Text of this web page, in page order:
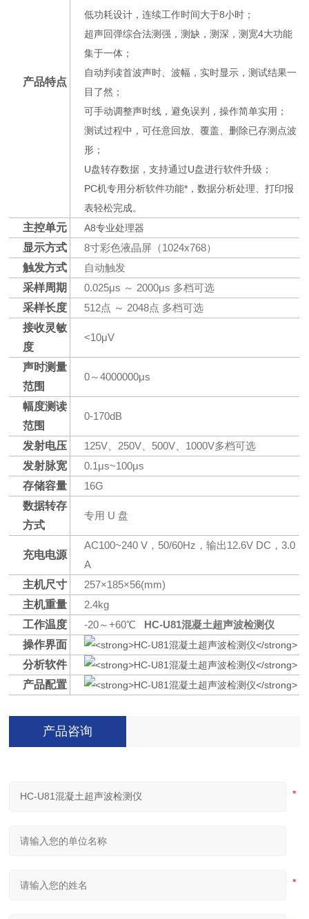
产品特点
低功耗设计，连续工作时间大于8小时；
超声回弹综合法测强，测缺，测深，测宽4大功能
集于一体；
自动判读首波声时、波幅，实时显示，测试结果一
目了然；
可手动调整声时线，避免误判，操作简单实用；
测试过程中，可任意回放、覆盖、删除已存测点波
形；
U盘转存数据，支持通过U盘进行软件升级；
PC机专用分析软件功能*，数据分析处理、打印报
表轻松完成。
主控单元 A8专业处理器
显示方式
8寸彩色液晶屏（1024x768）
触发方式
自动触发
采样周期
0.025μs ～ 2000μs 多档可选
采样长度
512点 ～ 2048点 多档可选
接收灵敏
度
<10μV
声时测量
范围
0～4000000μs
幅度测读
范围
0-170dB
发射电压
125V、250V、500V、1000V多档可选
发射脉宽
0.1μs~100μs
存储容量
16G
数据转存
方式
专用 U 盘
充电电源
AC100~240 V，50/60Hz，输出12.6V DC，3.0
A
主机尺寸
257×185×56(mm)
主机重量
2.4kg
工作温度
-20～+60℃ HC-U81混凝土超声波检测仪
操作界面
分析软件
产品配置
产品咨询